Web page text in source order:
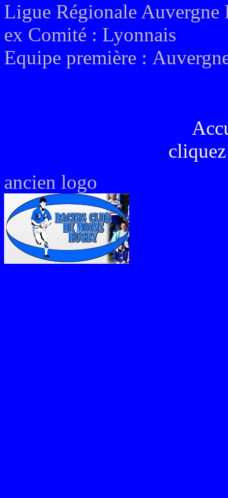
Ligue Régionale Auvergne
ex Comité : Lyonnais
Equipe première :
ancien logo